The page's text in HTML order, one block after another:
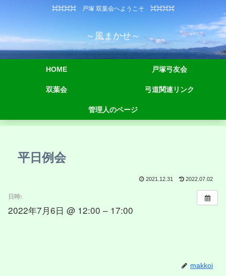
⌘⌘⌘⌘ 戸塚 双葉会へようこそ ⌘⌘⌘⌘
～風まかせ～
HOME 戸塚弓友会
双葉会 弓道関連リンク
管理人のページ
平日例会
2021.12.31 2022.07.02
日時:
2022年7月6日 @ 12:00 – 17:00
makkoi